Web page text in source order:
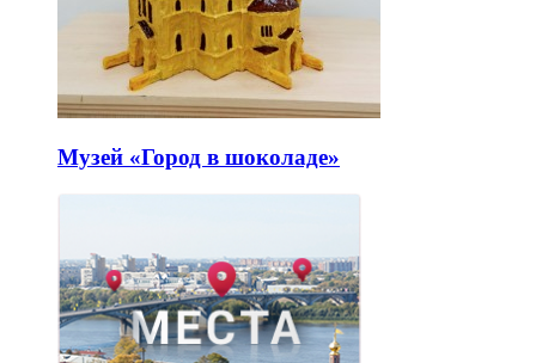
Музей «Город в шоколаде»